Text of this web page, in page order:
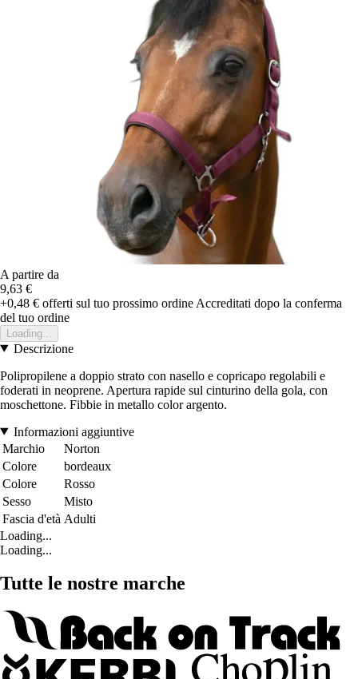
A partire da
9,63 €
+0,48 € offerti sul tuo prossimo ordine Accreditati dopo la conferma
del tuo ordine
Loading...
Descrizione
Polipropilene a doppio strato con nasello e copricapo regolabili e
foderati in neoprene. Apertura rapide sul cinturino della gola, con
moschettone. Fibbie in metallo color argento.
Informazioni aggiuntive
Marchio
Norton
Colore
bordeaux
Colore
Rosso
Sesso
Misto
Fascia d'età Adulti
Loading...
Loading...
Tutte le nostre marche